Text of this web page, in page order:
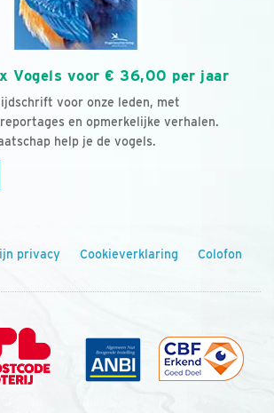
Vogels voor € 36,00 per jaar
voor onze leden, met
en opmerkelijke verhalen.
help je de vogels.
privacy Cookieverklaring Colofon